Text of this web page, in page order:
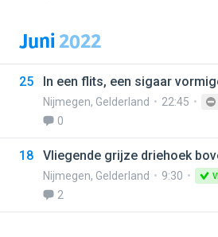
Juni2022
25 In een flits, een sigaar
Nijmegen, Gelderland 22:45
0
18 Vliegende grijze driehoek
Nijmegen, Gelderland 9:30
2